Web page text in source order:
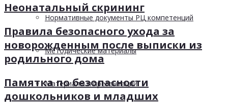
Нормативные документы РЦ компетенций
Методические материалы
Материалы и презентации
Неонатальный скрининг
Правила безопасного ухода за
новорожденным после выписки из
родильного дома
Памятка по безопасности
дошкольников и младших